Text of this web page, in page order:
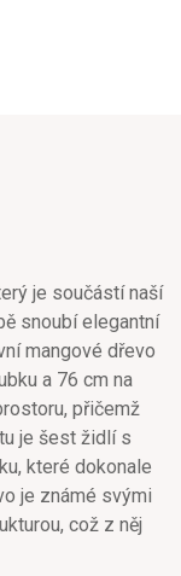
je součástí naší
snoubí elegantní
mangové dřevo
a 76 cm na
přičemž
je šest židlí s
které dokonale
je známé svými
což z něj